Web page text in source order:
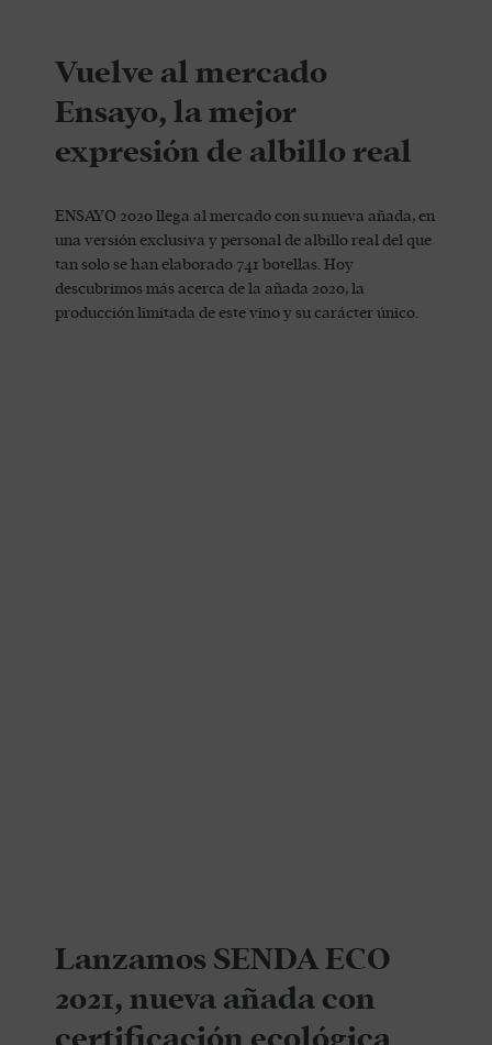
Vuelve al mercado
Ensayo, la mejor
expresión de albillo real
ENSAYO 2020 llega al mercado con su nueva añada, en
una versión exclusiva y personal de albillo real del que
tan solo se han elaborado 741 botellas. Hoy
descubrimos más acerca de la añada 2020, la
producción limitada de este vino y su carácter único.
Lanzamos SENDA ECO
2021, nueva añada con
certificación ecológica